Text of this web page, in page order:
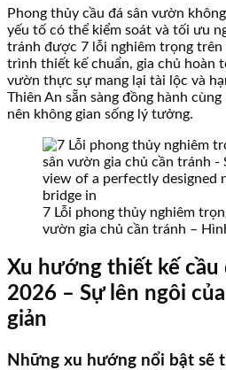
Phong thủy cầu đá sân vườn
yếu tố có thể kiểm soát và tối ưu
tránh được 7 lỗi nghiêm trọng
trình thiết kế chuẩn, gia chủ hoàn
vườn thực sự mang lại tài lộc và
Thiên An sẵn sàng đồng hành
nên không gian sống lý tưởng.
7 Lỗi phong thủy nghiêm
vườn gia chủ cần tránh –
Xu hướng thiết kế cầu
2026 – Sự lên ngôi
giản
Những xu hướng nổi bật sẽ